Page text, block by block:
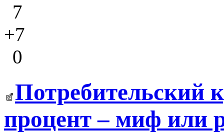
7
+7
0
Потребительский
процент – миф или